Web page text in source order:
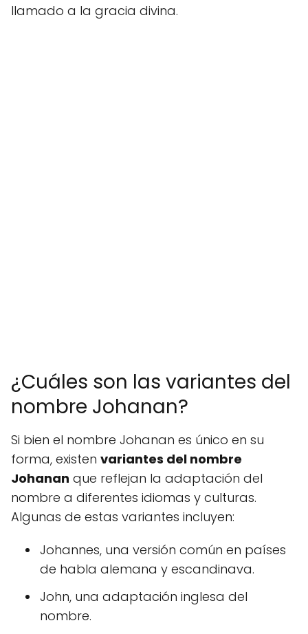
llamado a la gracia divina.
¿Cuáles son las variantes del
nombre Johanan?
Si bien el nombre Johanan es único en su
forma, existen variantes del nombre
Johanan que reflejan la adaptación del
nombre a diferentes idiomas y culturas.
Algunas de estas variantes incluyen:
Johannes, una versión común en países
de habla alemana y escandinava.
John, una adaptación inglesa del
nombre.